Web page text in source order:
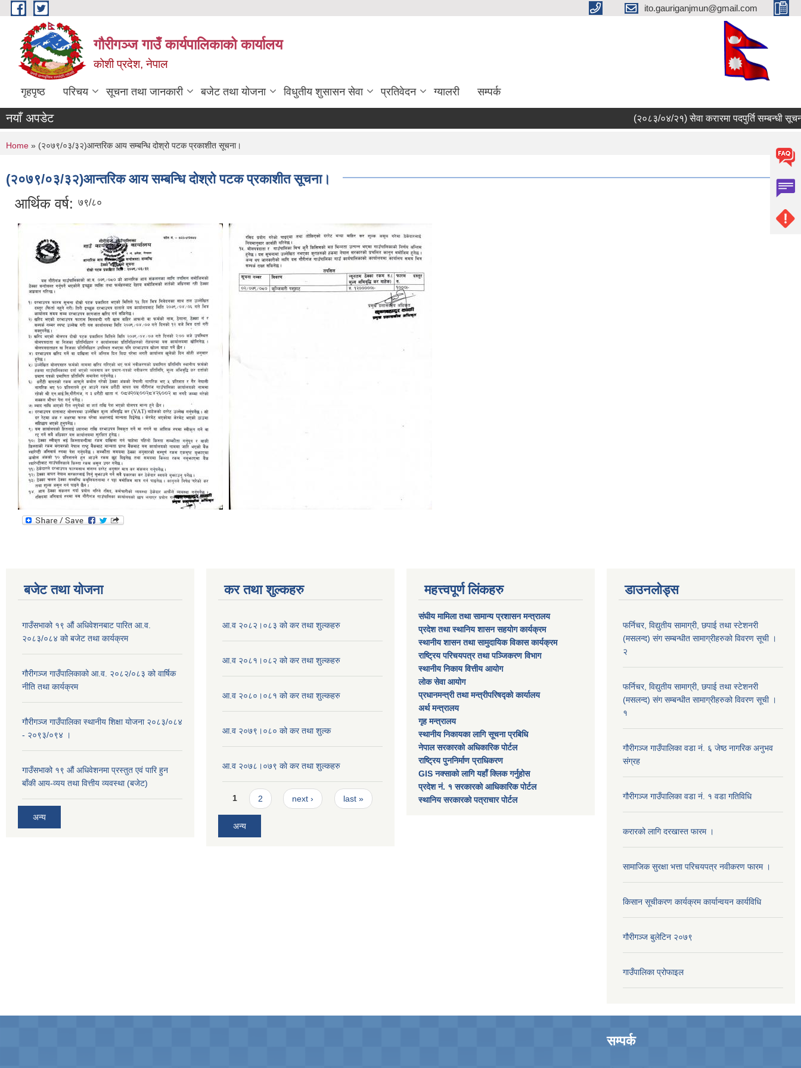
Skip to main content ito.gauriganjmun@gmail.com
गौरीगञ्‍ज गाउँ कार्यपालिकाको कार्यालय
कोशी प्रदेश, नेपाल
गृहपृष्ठ परिचय सूचना तथा जानकारी बजेट तथा योजना विधुतीय शुसासन सेवा प्रतिवेदन ग्यालरी सम्पर्क
नयाँ अपडेट (२०८३/०४/२१) सेवा करारमा पदपुर्ति सम्बन्धी सूचना ।
You are here
Home » (२०७९/०३/३२)आन्तरिक आय सम्बन्धि दोश्रो पटक प्रकाशीत सूचना।
(२०७९/०३/३२)आन्तरिक आय सम्बन्धि दोश्रो पटक प्रकाशीत सूचना।
आर्थिक वर्ष: ७९/८०
बजेट तथा याेजना
गाउँसभाको १९ औं अधिवेशनबाट पारित आ.व.
२०८३/०८४ को बजेट तथा कार्यक्रम
गौरीगञ्ज गाउँपालिकाको आ.व. २०८२/०८३ को वार्षिक
नीति तथा कार्यक्रम
गौरीगञ्ज गाउँपालिका स्थानीय शिक्षा योजना २०८३/०८४
- २०९३/०९४ ।
गाउँसभाको १९ ‌औं अधिवेशनमा प्रस्तुत एवं पारि हुन
बाँकी आय-व्यय तथा वित्तीय व्यवस्था (बजेट)
अन्य
कर तथा शुल्कहरु
आ.व २०८२।०८३ को कर तथा शुल्कहरु
आ.व २०८१।०८२ को कर तथा शुल्कहरु
आ.व २०८०।०८१ को कर तथा शुल्कहरु
आ.व २०७९।०८० को कर तथा शुल्क
आ.व २०७८।०७९ काे कर तथा शुल्कहरु
Pages
1 2 next › last »
अन्य
महत्त्वपूर्ण लिंकहरु
संघीय मामिला तथा सामान्य प्रशासन मन्त्रालय
प्रदेश तथा स्थानिय शासन सहयोग कार्यक्रम
स्थानीय शासन तथा सामुदायिक विकास कार्यक्रम
राष्ट्रिय परिचयपत्र तथा पञ्जिकरण विभाग
स्थानीय निकाय वित्तीय आयोग
लोक सेवा आयोग
प्रधानमन्त्री तथा मन्त्रीपरिषद्को कार्यालय
अर्थ मन्त्रालय
गृह मन्त्रालय
स्थानीय निकायका लागि सूचना प्रबिधि
नेपाल सरकारको अधिकारिक पोर्टल
राष्ट्रिय पुननिर्माण प्राधिकरण
GIS नक्साको लागि यहाँ क्लिक गर्नुहोस
प्रदेश नं. १ सरकारको आधिकारिक पोर्टल
स्थानिय सरकारको पत्राचार पोर्टल
डाउनलोड्स
फर्निचर, विद्युतीय सामाग्री, छपाई तथा स्टेशनरी
(मसलन्द) संग सम्बन्धीत सामाग्रीहरुको विवरण सूची ।
२
फर्निचर, विद्युतीय सामाग्री, छपाई तथा स्टेशनरी
(मसलन्द) संग सम्बन्धीत सामाग्रीहरुको विवरण सूची ।
१
गौरीगञ्‍ज गाउँपालिका वडा नं. ६ जेष्ठ नागरिक अनुभव
संग्रह
गौरीगञ्‍ज गाउँपालिका वडा नं. १ वडा गतिविधि
करारको लागि दरखास्त फारम ।
सामाजिक सुरक्षा भत्ता परिचयपत्र नवीकरण फारम ।
किसान सूचीकरण कार्यक्रम कार्यान्वयन कार्यविधि
गौरीगञ्‍ज बुलेटिन २०७९
गाउँपालिका प्रोफाइल
सम्पर्क